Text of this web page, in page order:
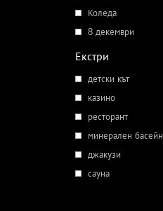
Коледа
8 декември
Екстри
детски кът
казино
ресторант
минерален басейн
джакузи
сауна